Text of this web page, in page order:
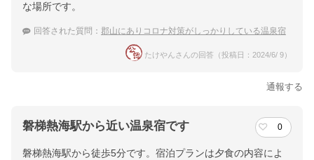
な場所です。
回答された質問： 郡山にありコロナ対策がしっかりしている温泉宿
たけやんさんの回答（投稿日：2024/6/ 9）
通報する
磐梯熱海駅から近い温泉宿です 0
磐梯熱海駅から徒歩5分です。宿泊プランは夕食の内容によ